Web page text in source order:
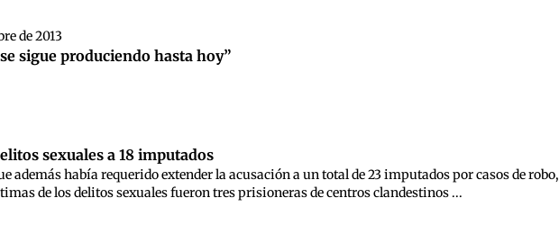
de 2013
sigue produciendo hasta hoy”
sexuales a 18 imputados
había requerido extender la acusación a un total de 23 imputados por casos de robo,
de los delitos sexuales fueron tres prisioneras de centros clandestinos ...